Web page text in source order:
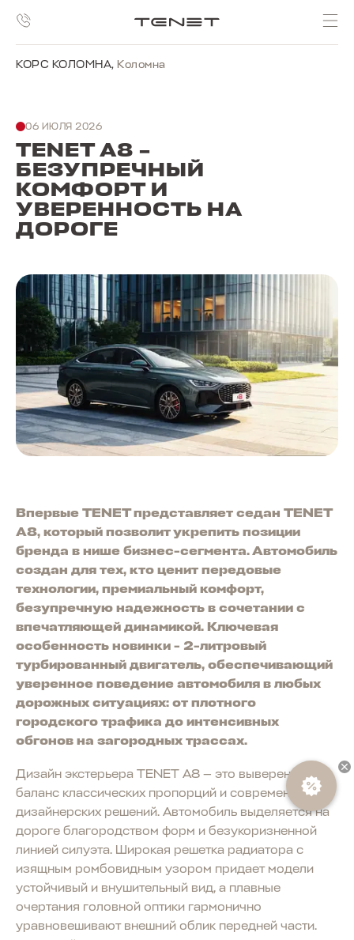
КОРС КОЛОМНА, Коломна
06 ИЮЛЯ 2026
TENET A8 –
БЕЗУПРЕЧНЫЙ
КОМФОРТ И
УВЕРЕННОСТЬ НА
ДОРОГЕ
Впервые TENET представляет седан TENET
A8, который позволит укрепить позиции
бренда в нише бизнес-сегмента. Автомобиль
создан для тех, кто ценит передовые
технологии, премиальный комфорт,
безупречную надежность в сочетании с
впечатляющей динамикой. Ключевая
особенность новинки - 2-литровый
турбированный двигатель, обеспечивающий
уверенное поведение автомобиля в любых
дорожных ситуациях: от плотного
городского трафика до интенсивных
обгонов на загородных трассах.
Дизайн экстерьера TENET A8 — это выверенный
баланс классических пропорций и современных
дизайнерских решений. Автомобиль выделяется на
дороге благородством форм и безукоризненной
линией силуэта. Широкая решетка радиатора с
изящным ромбовидным узором придает модели
устойчивый и внушительный вид, а плавные
очертания головной оптики гармонично
уравновешивают внешний облик передней части.